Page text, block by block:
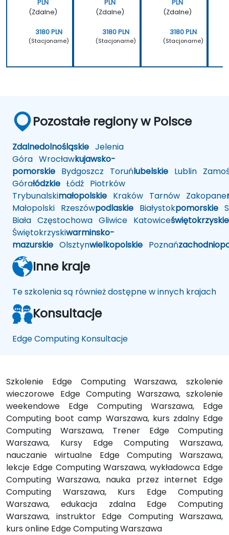
PLN
(Zdalne)
3180 PLN
(Stacjonarne)
PLN
(Zdalne)
3180 PLN
(Stacjonarne)
PLN
(Zdalne)
3180 PLN
(Stacjonarne)
Pozostałe regiony w Polsce
Zdalnedolnośląskie Jelenia
Góra Wrocławkujawsko-
pomorskie Bydgoszcz Toruńlubelskie Lublin
Górałódzkie Łódź Piotrków
Trybunalskimałopolskie Kraków Tarnów Zakopane
Małopolski Rzeszówpodlaskie Białystokpomorskie
Biała Częstochowa Gliwice Katowiceświętokrzyskie
Świętokrzyskiwarminsko-
mazurskie Olsztynwielkopolskie Poznań
Inne kraje
Te szkolenia są również dostępne w innych krajach
Konsultacje
Edge Computing Konsultacje
Szkolenie Edge Computing Warszawa, szkolenie
wieczorowe Edge Computing Warszawa, szkolenie
weekendowe Edge Computing Warszawa, Edge
Computing boot camp Warszawa, kurs zdalny Edge
Computing Warszawa, Trener Edge Computing
Warszawa, Kursy Edge Computing Warszawa,
nauczanie wirtualne Edge Computing Warszawa,
lekcje Edge Computing Warszawa, wykładowca Edge
Computing Warszawa, nauka przez internet Edge
Computing Warszawa, Kurs Edge Computing
Warszawa, edukacja zdalna Edge Computing
Warszawa, instruktor Edge Computing Warszawa,
kurs online Edge Computing Warszawa